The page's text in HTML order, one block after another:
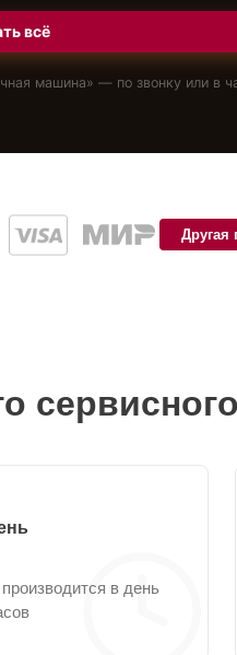
всё
машина» — по звонку или в
Другая
в день